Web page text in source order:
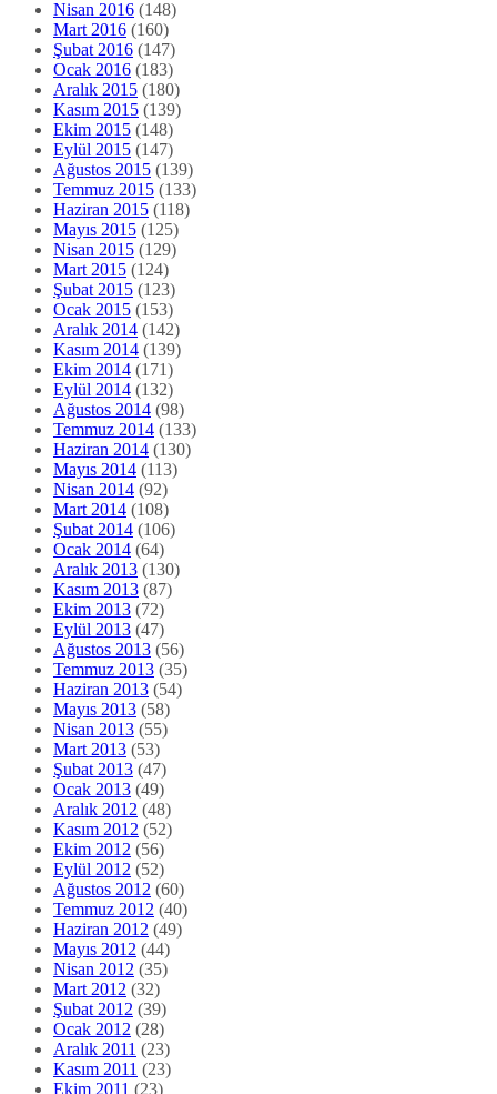
Nisan 2016 (148)
Mart 2016 (160)
Şubat 2016 (147)
Ocak 2016 (183)
Aralık 2015 (180)
Kasım 2015 (139)
Ekim 2015 (148)
Eylül 2015 (147)
Ağustos 2015 (139)
Temmuz 2015 (133)
Haziran 2015 (118)
Mayıs 2015 (125)
Nisan 2015 (129)
Mart 2015 (124)
Şubat 2015 (123)
Ocak 2015 (153)
Aralık 2014 (142)
Kasım 2014 (139)
Ekim 2014 (171)
Eylül 2014 (132)
Ağustos 2014 (98)
Temmuz 2014 (133)
Haziran 2014 (130)
Mayıs 2014 (113)
Nisan 2014 (92)
Mart 2014 (108)
Şubat 2014 (106)
Ocak 2014 (64)
Aralık 2013 (130)
Kasım 2013 (87)
Ekim 2013 (72)
Eylül 2013 (47)
Ağustos 2013 (56)
Temmuz 2013 (35)
Haziran 2013 (54)
Mayıs 2013 (58)
Nisan 2013 (55)
Mart 2013 (53)
Şubat 2013 (47)
Ocak 2013 (49)
Aralık 2012 (48)
Kasım 2012 (52)
Ekim 2012 (56)
Eylül 2012 (52)
Ağustos 2012 (60)
Temmuz 2012 (40)
Haziran 2012 (49)
Mayıs 2012 (44)
Nisan 2012 (35)
Mart 2012 (32)
Şubat 2012 (39)
Ocak 2012 (28)
Aralık 2011 (23)
Kasım 2011 (23)
Ekim 2011 (23)